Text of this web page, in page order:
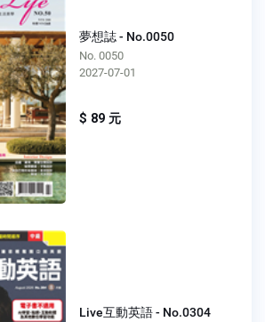
夢想誌 - No.0050
No. 0050
2027-07-01
$ 89 元
Live互動英語 - No.0304